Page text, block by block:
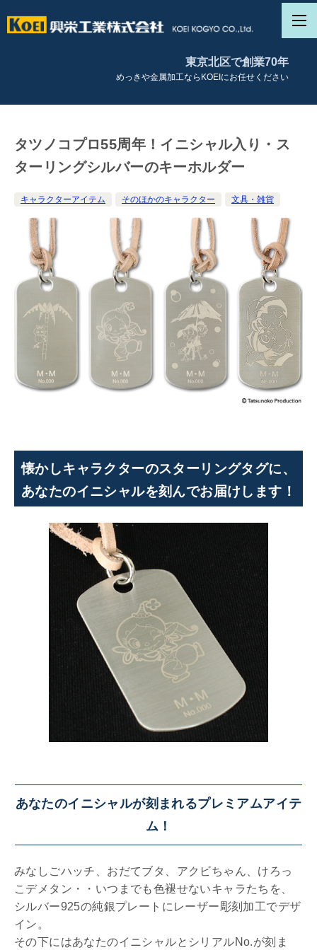
東京北区で創業70年
めっきや金属加工ならKOEIにお任せください
タツノコプロ55周年！イニシャル入り・ス
ターリングシルバーのキーホルダー
キャラクターアイテム そのほかのキャラクター 文具・雑貨
懐かしキャラクターのスターリングタグに、
あなたのイニシャルを刻んでお届けします！
あなたのイニシャルが刻まれるプレミアムアイテ
ム！
みなしごハッチ、おだてブタ、アクビちゃん、けろっ
こデメタン・・いつまでも色褪せないキャラたちを、
シルバー925の純銀プレートにレーザー彫刻加工でデザ
イン。
その下にはあなたのイニシャルとシリアルNo.が刻ま